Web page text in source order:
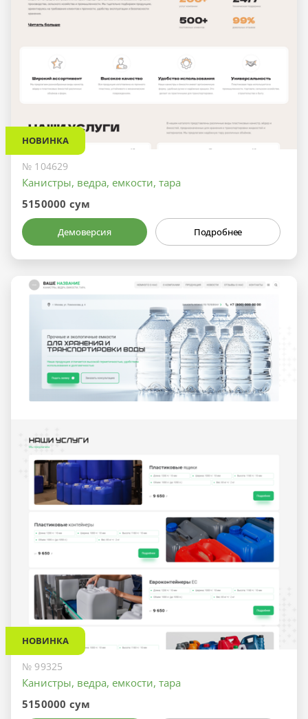
НОВИНКА
№ 104629
Канистры, ведра, емкости, тара
5150000 сум
Демоверсия Подробнее
НОВИНКА
№ 99325
Канистры, ведра, емкости, тара
5150000 сум